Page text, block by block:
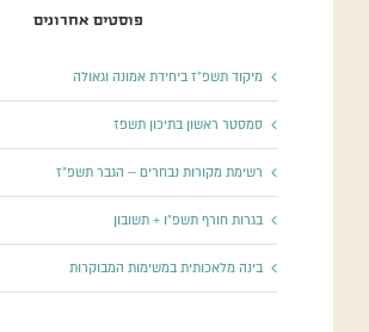
פוסטים אחרונים
מיקוד תשפ”ז ביחידת אמונה וגאולה
סמסטר ראשון בתיכון תשפז
רשימת מקורות נבחרים – הגבר תשפ”ז
בגרות חורף תשפ”ו + תשובון
בינה מלאכותית במשימות המבוקרות